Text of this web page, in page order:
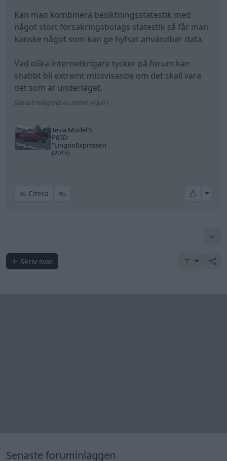
Kan man kombinera besiktningsstatestik med
något stort försäkringsbolags statestik så får man
kanske något som kan ge hyfsat användbar data.
Vad olika internetkrigare tycker på forum kan
snabbt bli extremt missvisande om det skall vara
det som är underlaget.
Senast redigerat av zemet (4 juli )
Tesla Model S
P85D
"LingonExpressen"
(2015)
Citera All
Skriv svar
Volvo 740 med lh2.2 spridare öppnar hela